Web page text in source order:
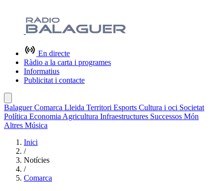
En directe
Ràdio a la carta i programes
Informatius
Publicitat i contacte
BalaguerComarca Lleida Territori Esports Cultura i oci Societat
Política Economia Agricultura Infraestructures Successos Món
Altres Música
Inici
/
Notícies
/
Comarca